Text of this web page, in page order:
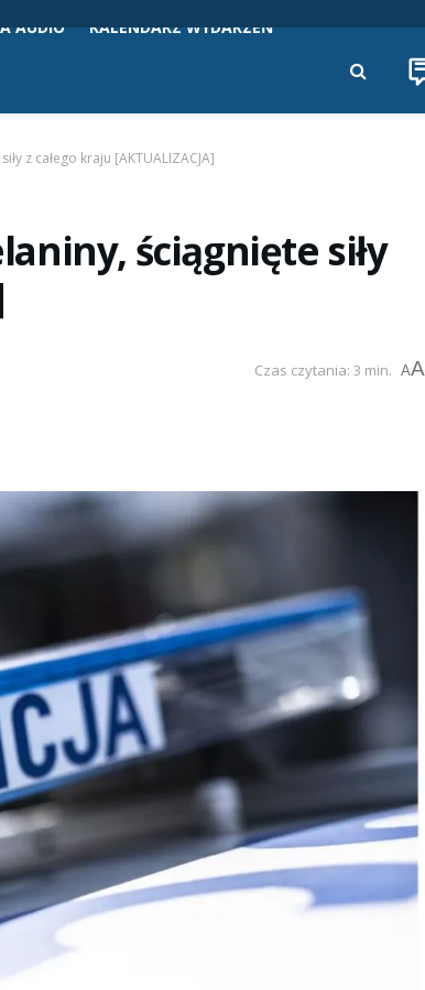
AUDIO KALENDARZ WYDARZEŃ
z całego kraju [AKTUALIZACJA]
ściągnięte siły
Czas czytania: 3 min. AA